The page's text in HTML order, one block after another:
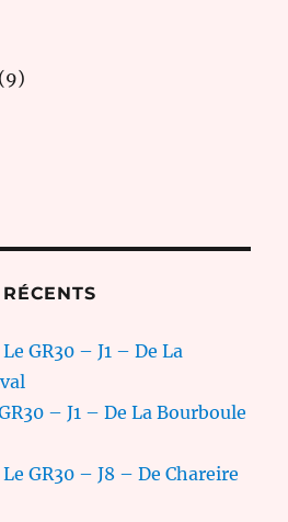
(9)
Le GR30 – J1 – De La
– J1 – De La Bourboule
Le GR30 – J8 – De Chareire